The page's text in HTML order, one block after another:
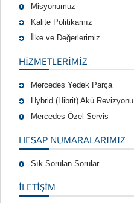
Misyonumuz
Kalite Politikamız
İlke ve Değerlerimiz
HIZMETLERIMIZ
Mercedes Yedek Parça
Hybrid (Hibrit) Akü Revizyonu
Mercedes Özel Servis
HESAP NUMARALARIMIZ
Sık Sorulan Sorular
İLETİŞİM